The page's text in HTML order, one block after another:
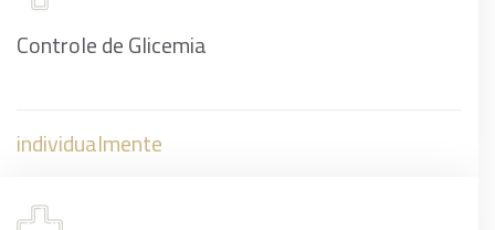
Controle de Glicemia
individualmente